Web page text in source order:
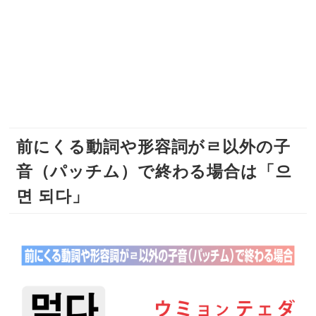
前にくる動詞や形容詞がㄹ以外の子
音（パッチム）で終わる場合は「으
면 되다」